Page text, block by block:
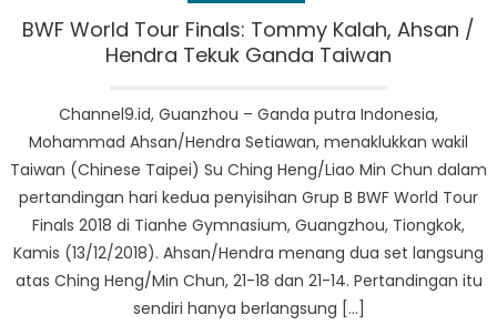
BWF World Tour Finals: Tommy Kalah, Ahsan /
Hendra Tekuk Ganda Taiwan
Channel9.id, Guanzhou – Ganda putra Indonesia,
Mohammad Ahsan/Hendra Setiawan, menaklukkan wakil
Taiwan (Chinese Taipei) Su Ching Heng/Liao Min Chun dalam
pertandingan hari kedua penyisihan Grup B BWF World Tour
Finals 2018 di Tianhe Gymnasium, Guangzhou, Tiongkok,
Kamis (13/12/2018). Ahsan/Hendra menang dua set langsung
atas Ching Heng/Min Chun, 21-18 dan 21-14. Pertandingan itu
sendiri hanya berlangsung […]